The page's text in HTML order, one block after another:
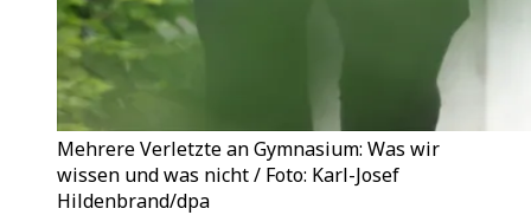
Mehrere Verletzte an Gymnasium: Was wir
wissen und was nicht / Foto: Karl-Josef
Hildenbrand/dpa